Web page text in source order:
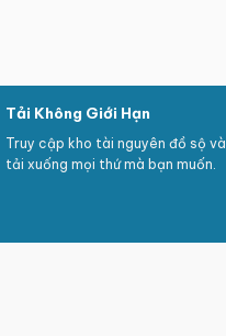
Tải Không Giới Hạn
Truy cập kho tài nguyên đồ sộ và
tải xuống mọi thứ mà bạn muốn.